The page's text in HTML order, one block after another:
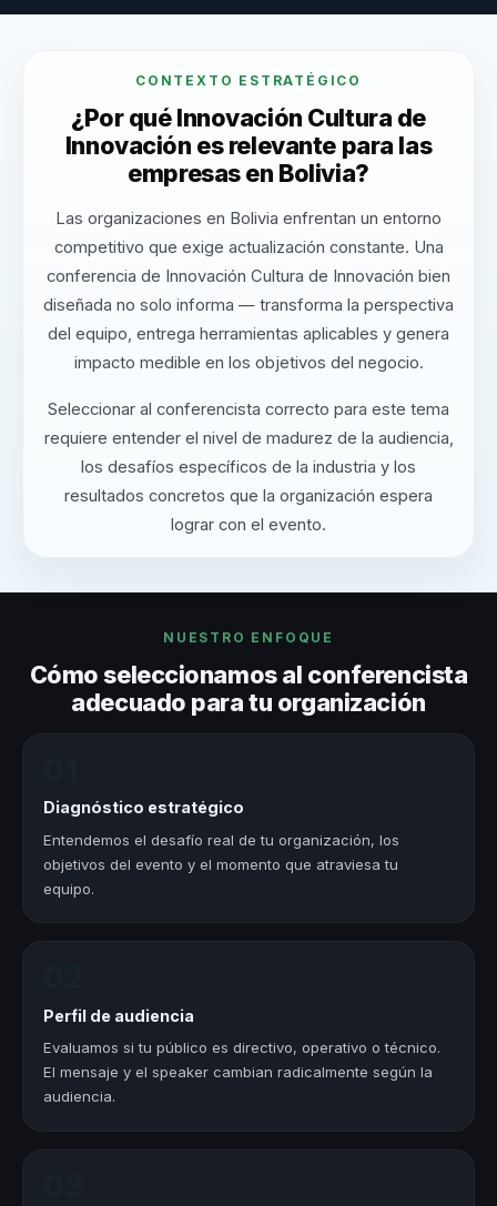
CONTEXTO ESTRATÉGICO
¿Por qué Innovación Cultura de
Innovación es relevante para las
empresas en Bolivia?
Las organizaciones en Bolivia enfrentan un entorno
competitivo que exige actualización constante. Una
conferencia de Innovación Cultura de Innovación bien
diseñada no solo informa — transforma la perspectiva
del equipo, entrega herramientas aplicables y genera
impacto medible en los objetivos del negocio.
Seleccionar al conferencista correcto para este tema
requiere entender el nivel de madurez de la audiencia,
los desafíos específicos de la industria y los
resultados concretos que la organización espera
lograr con el evento.
NUESTRO ENFOQUE
Cómo seleccionamos al conferencista
adecuado para tu organización
Diagnóstico estratégico
Entendemos el desafío real de tu organización, los
objetivos del evento y el momento que atraviesa tu
equipo.
Perfil de audiencia
Evaluamos si tu público es directivo, operativo o técnico.
El mensaje y el speaker cambian radicalmente según la
audiencia.